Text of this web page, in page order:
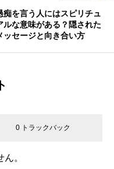
痴を言う人にはスピリチュ
ルな意味がある？隠された
ッセージと向き合い方
0 トラックバック
。